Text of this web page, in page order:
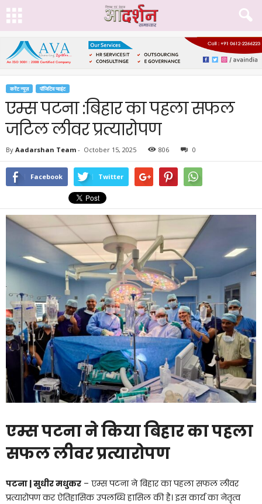
करेंट न्यूज़ पॉजिटिव प्वाइंट
एम्स पटना :बिहार का पहला सफल
जटिल लीवर प्रत्यारोपण
By Aadarshan Team - October 15, 2025 806 0
Facebook Twitter
एम्स पटना ने किया बिहार का पहला
सफल लीवर प्रत्यारोपण
पटना | सुधीर मधुकर – एम्स पटना ने बिहार का पहला सफल लीवर
प्रत्यारोपण कर ऐतिहासिक उपलब्धि हासिल की है। इस कार्य का नेतृत्व